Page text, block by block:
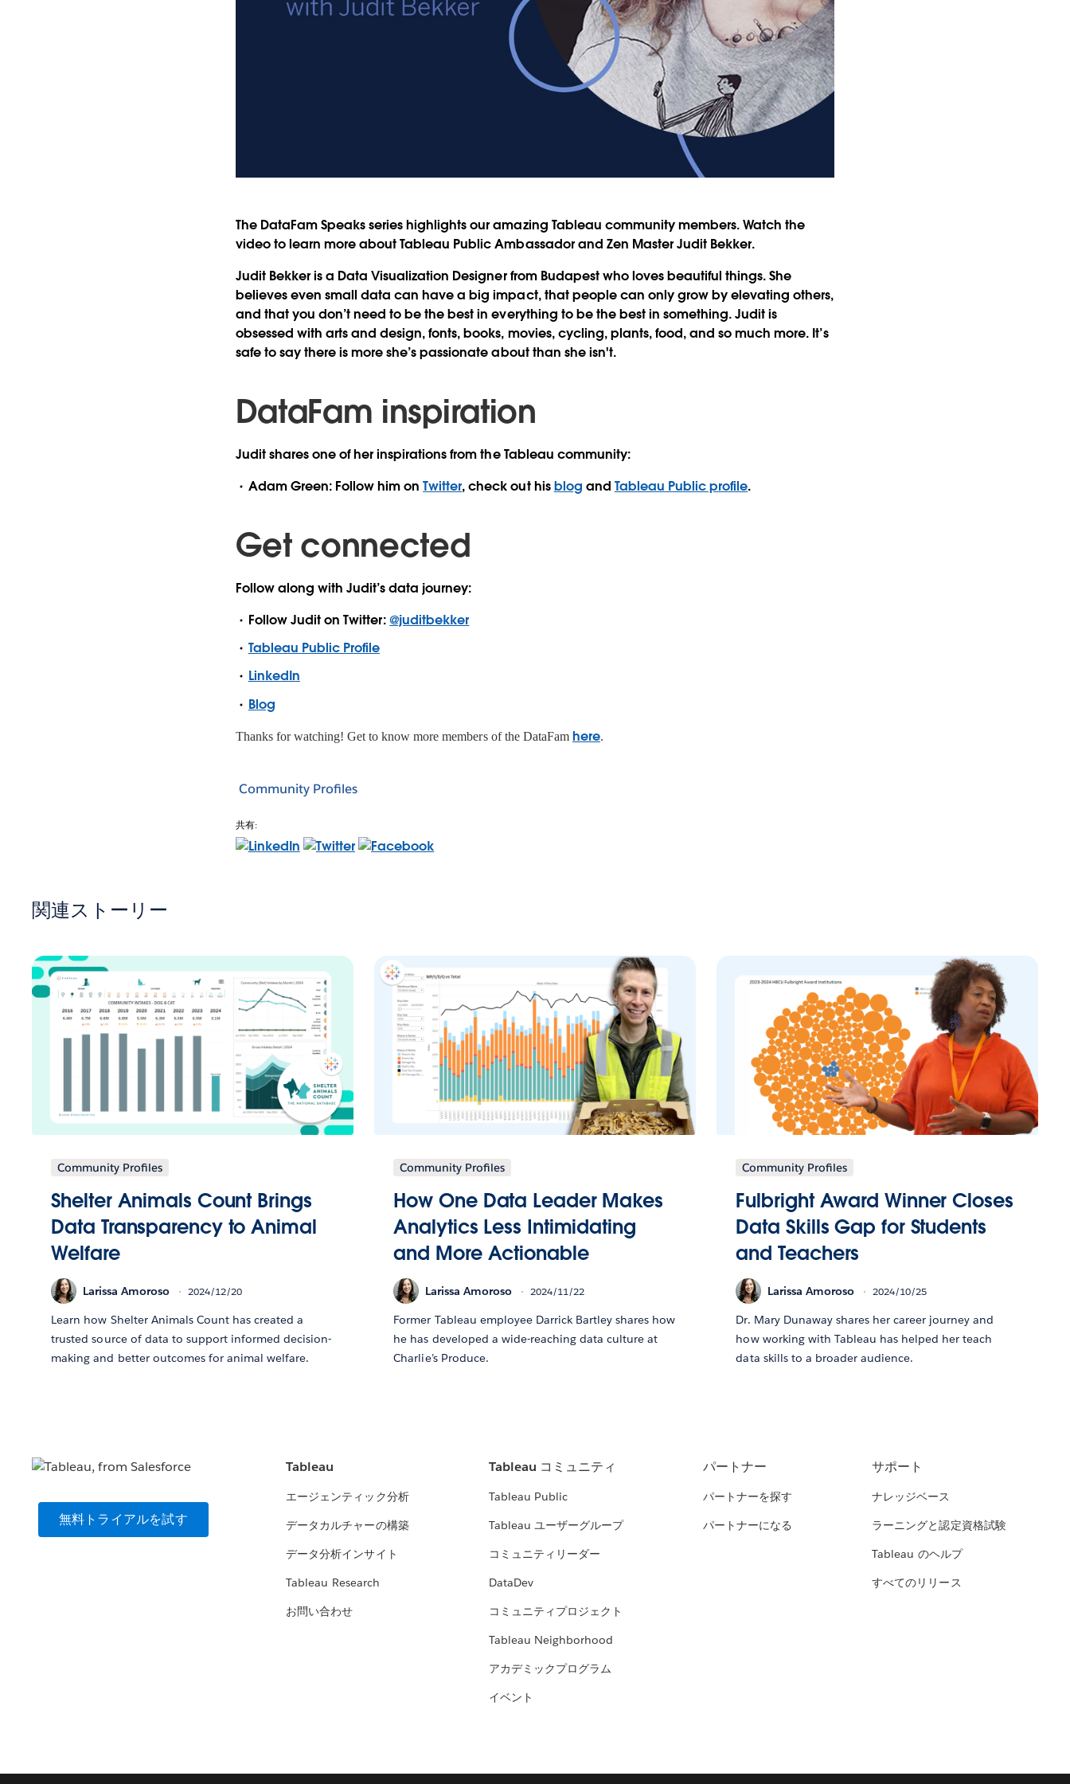
Video
The DataFam Speaks series highlights our amazing Tableau community members. Watch the
video to learn more about Tableau Public Ambassador and Zen Master Judit Bekker.
Judit Bekker is a Data Visualization Designer from Budapest who loves beautiful things. She
believes even small data can have a big impact, that people can only grow by elevating others,
and that you don’t need to be the best in everything to be the best in something. Judit is
obsessed with arts and design, fonts, books, movies, cycling, plants, food, and so much more. It’s
safe to say there is more she’s passionate about than she isn't.
DataFam inspiration
Judit shares one of her inspirations from the Tableau community:
Adam Green: Follow him onTwitter, check out hisblog and Tableau Public profile.
Get connected
Follow along with Judit’s data journey:
Follow Judit on Twitter:@juditbekker
Tableau Public Profile
LinkedIn
Blog
Thanks for watching! Get to know more members of the DataFam here.
Community Profiles
共有:
関連ストーリー
Community Profiles
Shelter Animals Count Brings
Data Transparency to Animal
Welfare
Larissa Amoroso 2024/12/20
Learn how Shelter Animals Count has created a
trusted source of data to support informed decision-
making and better outcomes for animal welfare.
Community Profiles
How One Data Leader Makes
Analytics Less Intimidating
and More Actionable
Larissa Amoroso 2024/11/22
Former Tableau employee Darrick Bartley shares how
he has developed a wide-reaching data culture at
Charlie’s Produce.
Community Profiles
Fulbright Award Winner Closes
Data Skills Gap for Students
and Teachers
Larissa Amoroso 2024/10/25
Dr. Mary Dunaway shares her career journey and
how working with Tableau has helped her teach
data skills to a broader audience.
無料トライアルを試す
Tableau
エージェンティック分析
データカルチャーの構築
データ分析インサイト
Tableau Research
お問い合わせ
Tableau コミュニティ
Tableau Public
Tableau ユーザーグループ
コミュニティリーダー
DataDev
コミュニティプロジェクト
Tableau Neighborhood
アカデミックプログラム
イベント
パートナー
パートナーを探す
パートナーになる
サポート
ナレッジベース
ラーニングと認定資格試験
Tableau のヘルプ
すべてのリリース